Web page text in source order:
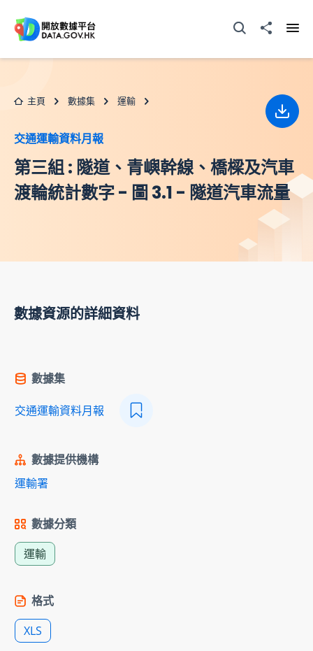
打開搜尋器分享至
主頁 數據集 運輸
交通運輸資料月報
第三組 : 隧道、青嶼幹線、橋樑及汽車
渡輪統計數字 - 圖 3.1 - 隧道汽車流量
下載
數據資源的詳細資料
數據集
交通運輸資料月報
數據提供機構
運輸署
數據分類
運輸
格式
XLS